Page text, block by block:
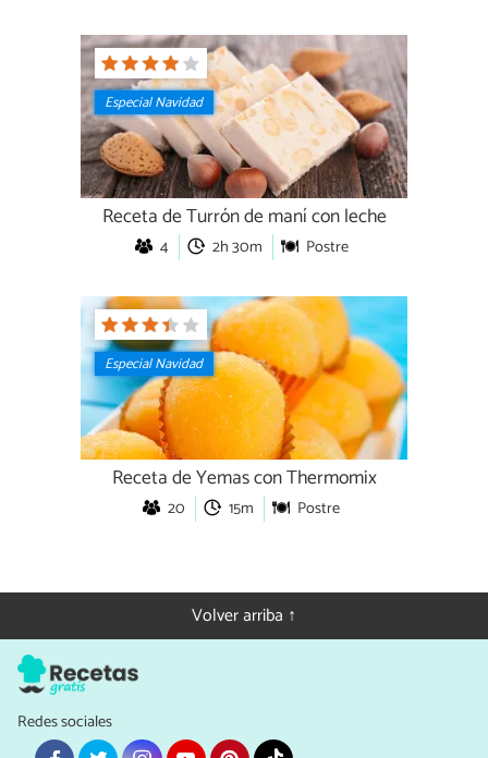
Especial Navidad
Receta de Turrón de maní con leche
4 2h 30m Postre
Especial Navidad
Receta de Yemas con Thermomix
20 15m Postre
Volver arriba ↑
Redes sociales